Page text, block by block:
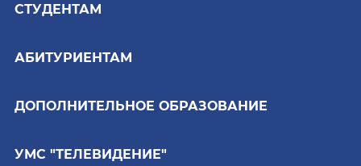
СТУДЕНТАМ
АБИТУРИЕНТАМ
ДОПОЛНИТЕЛЬНОЕ ОБРАЗОВАНИЕ
УМС "ТЕЛЕВИДЕНИЕ"